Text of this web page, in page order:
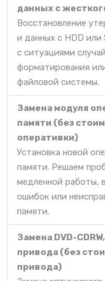
данных с
Восстановление
и данных с HDD или
с ситуациями
форматирования
файловой системы.
Замена модуля
памяти (без
оперативки)
Установка новой
памяти. Решаем
медленной работы,
ошибок или
памяти.
Замена DVD-CDRW,
привода (без
привода)